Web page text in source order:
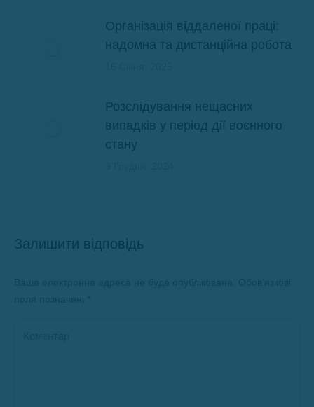
Організація віддаленої праці:
надомна та дистанційна робота
Розслідування нещасних
випадків у період дії воєнного
стану
Залишити відповідь